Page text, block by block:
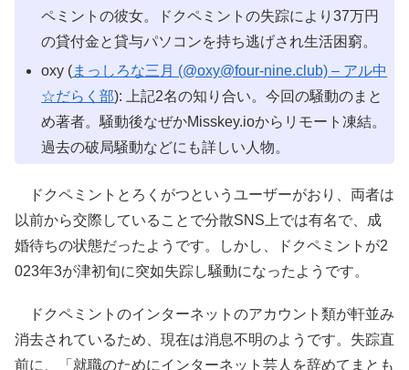
ペミントの彼女。ドクペミントの失踪により37万円
の貸付金と貸与パソコンを持ち逃げされ生活困窮。
oxy (まっしろな三月 (@oxy@four-nine.club) – アル中
☆だらく部): 上記2名の知り合い。今回の騒動のまと
め著者。騒動後なぜかMisskey.ioからリモート凍結。
過去の破局騒動などにも詳しい人物。
ドクペミントとろくがつというユーザーがおり、両者は
以前から交際していることで分散SNS上では有名で、成
婚待ちの状態だったようです。しかし、ドクペミントが2
023年3が津初旬に突如失踪し騒動になったようです。
ドクペミントのインターネットのアカウント類が軒並み
消去されているため、現在は消息不明のようです。失踪直
前に、「就職のためにインターネット芸人を辞めてまとも